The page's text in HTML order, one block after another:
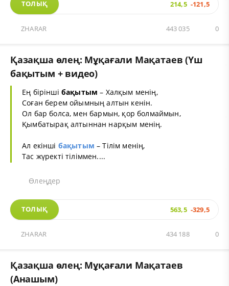
ТОЛЫҚ 214,5 -121,5
ZHARAR 0
443 035
Қазақша өлең: Мұқағали Мақатаев (Үш
бақытым + видео)
Ең бірінші бақытым – Халқым менің,
Соған берем ойымның алтын кенін.
Ол бар болса, мен бармын, қор болмаймын,
Қымбатырақ алтыннан нарқым менің.
Ал екінші бақытым – Тілім менің,
Тас жүректі тіліммен....
Өлеңдер
ТОЛЫҚ 563,5 -329,5
ZHARAR 0
434 188
Қазақша өлең: Мұқағали Мақатаев
(Анашым)